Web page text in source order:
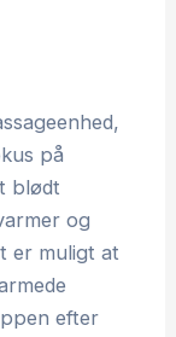
på
blødt
og
er muligt at
efter